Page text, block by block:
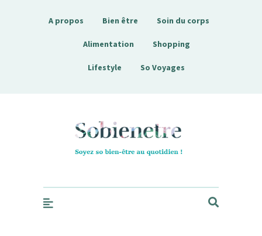
A propos Bien être Soin du corps
Alimentation Shopping
Lifestyle So Voyages
Sobienetre